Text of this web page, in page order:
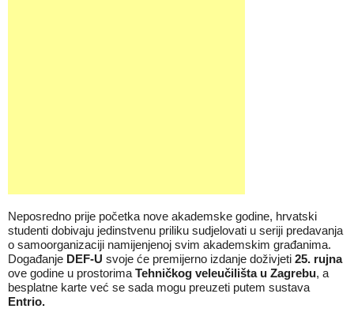
Neposredno prije početka nove akademske godine, hrvatski
studenti dobivaju jedinstvenu priliku sudjelovati u seriji predavanja
o samoorganizaciji namijenjenoj svim akademskim građanima.
Događanje DEF-U svoje će premijerno izdanje doživjeti 25. rujna
ove godine u prostorima Tehničkog veleučilišta u Zagrebu, a
besplatne karte već se sada mogu preuzeti putem sustava
Entrio.